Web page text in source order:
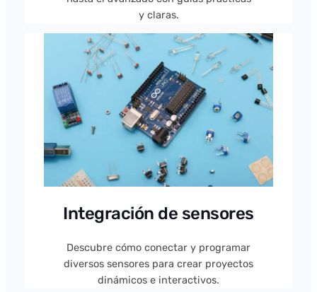
y claras.
Integración de sensores
Descubre cómo conectar y programar
diversos sensores para crear proyectos
dinámicos e interactivos.